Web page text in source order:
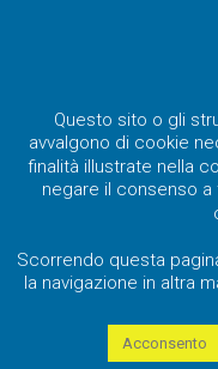
Questo sito o gli
avvalgono di cookie
finalità illustrate nella
negare il consenso
Scorrendo questa
la navigazione in altra
Acconsento